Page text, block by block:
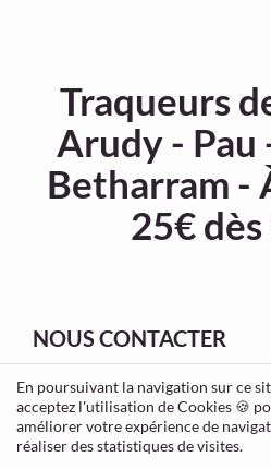
Traqueurs
Arudy - Pau
Betharram -
25€ dès
NOUS CONTACTER
Tél :0617551932
Email :contact@rafting-
En poursuivant la navigation sur ce
acceptez l'utilisation de Cookies 🍪
améliorer votre expérience de
réaliser des statistiques de visites.